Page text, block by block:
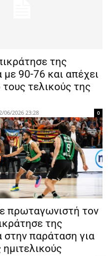
της
90-76 και απέχει
τους τελικούς της
06/2026 23:28 0
πρωταγωνιστή τον
της
παράταση για